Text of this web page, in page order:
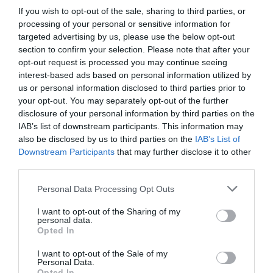
If you wish to opt-out of the sale, sharing to third parties, or
processing of your personal or sensitive information for
targeted advertising by us, please use the below opt-out
section to confirm your selection. Please note that after your
opt-out request is processed you may continue seeing
interest-based ads based on personal information utilized by
us or personal information disclosed to third parties prior to
your opt-out. You may separately opt-out of the further
disclosure of your personal information by third parties on the
IAB’s list of downstream participants. This information may
also be disclosed by us to third parties on the IAB’s List of
Downstream Participants that may further disclose it to other
Personal Data Processing Opt Outs
I want to opt-out of the Sharing of my
personal data.
Opted In
I want to opt-out of the Sale of my
Personal Data.
Incertesa i inestabilitat. Un mercat que fa
mesos es basava en una “bombolla de demanda
externa” ara veu com aquesta bombolla pot
rebentar i deixar un volum important de
producció sense sortida.
Per tant, no és una crisi menor: és una amenaça
estructural per a un sector clau de la ramaderia i
Què cal fer, doncs, per minimitzar els danys?
Exigir màxima bioseguretat a les
explotacions: controls estrictes, desinfecció,
protocols de moviment d’animals, restriccions de